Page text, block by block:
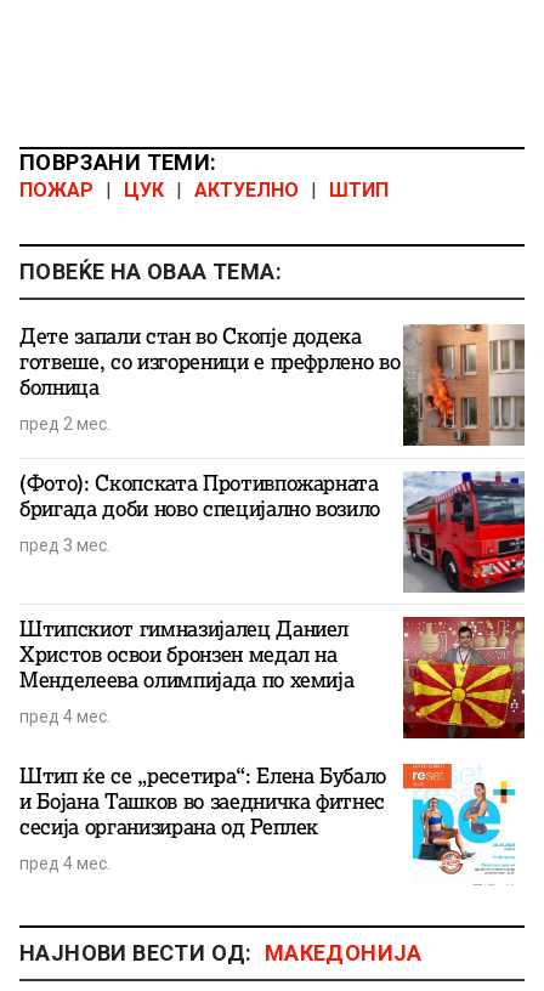
ПОВРЗАНИ ТЕМИ:
ПОЖАР ЦУК АКТУЕЛНО ШТИП
ПОВЕЌЕ НА ОВАА ТЕМА:
Дете запали стан во Скопје додека
готвеше, со изгореници е префрлено во
болница
пред 2 мес.
(Фото): Скопската Противпожарната
бригада доби ново специјално возило
пред 3 мес.
Штипскиот гимназијалец Даниел
Христов освои бронзен медал на
Менделеева олимпијада по хемија
пред 4 мес.
Штип ќе се „ресетира“: Елена Бубало
и Бојана Ташков во заедничка фитнес
сесија организирана од Реплек
пред 4 мес.
НАЈНОВИ ВЕСТИ ОД: МАКЕДОНИЈА